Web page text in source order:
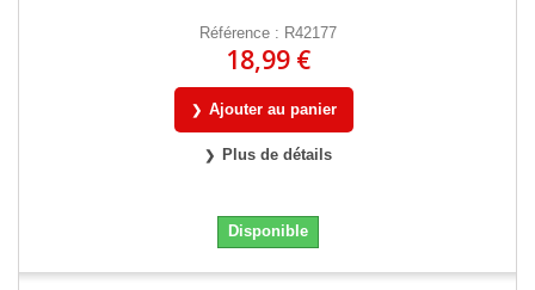
Référence : R42177
18,99 €
Ajouter au panier
Plus de détails
Disponible